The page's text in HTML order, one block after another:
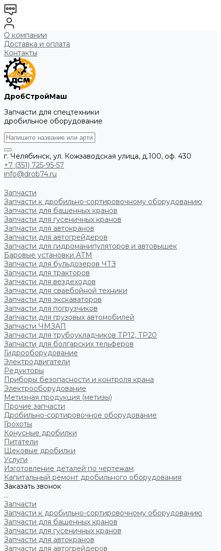
О компании
Доставка и оплата
Контакты
ДробСтройМаш
Запчасти для спецтехники
дробильное оборудование
г. Челябинск, ул. Кожзаводская улица, д.100, оф. 430
+7 (351) 725-95-57
info@drob74.ru
Запчасти
Запчасти к дробильно-сортировочному оборудованию
Запчасти для башенных кранов
Запчасти для гусеничных кранов
Запчасти для автокранов
Запчасти для автогрейдеров
Запчасти для гидроманипуляторов и автовышек
Баровые установки АТМ
Запчасти для бульдозеров ЧТЗ
Запчасти для тракторов
Запчасти для вездеходов
Запчасти для сваебойной техники
Запчасти для экскаваторов
Запчасти для погрузчиков
Запчасти для грузовых автомобилей
Запчасти ЧМЗАП
Запчасти для трубоукладчиков ТР12, ТР20
Запчасти для болгарских тельферов
Гидрооборудование
Электродвигатели
Редукторы
Приборы безопасности и контроля крана
Электрооборудование
Метизная продукция (метизы)
Прочие запчасти
Дробильно-сортировочное оборудование
Грохоты
Конусные дробилки
Питатели
Щековые дробилки
Услуги
Изготовление деталей по чертежам
Капитальный ремонт дробильного оборудования
Заказать звонок
...
Запчасти
Запчасти к дробильно-сортировочному оборудованию
Запчасти для башенных кранов
Запчасти для гусеничных кранов
Запчасти для автокранов
Запчасти для автогрейдеров